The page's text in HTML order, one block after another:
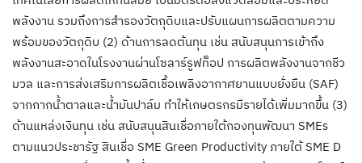
พลังงาน รวมถึงการสำรองวัตถุดิบและปรับแผนการผลิตตามความ
พร้อมของวัตถุดิบ (2) ด้านการลดต้นทุน เช่น สนับสนุนการเข้าถึง
พลังงานสะอาดในโรงงานผ่านโซลาร์รูฟท็อป การผลิตพลังงานจากชีว
มวล และการส่งเสริมการผลิตเชื้อเพลิงอากาศยานแบบยั่งยืน (SAF)
จากกากน้ำตาลและน้ำมันปาล์ม ทำให้เกษตรกรมีรายได้เพิ่มมากขึ้น (3)
ด้านแหล่งเงินทุน เช่น สนับสนุนสินเชื่อภายใต้กองทุนพัฒนา SMEs
ตามแนวประชารัฐ สินเชื่อ SME Green Productivity ภายใต้ SME D